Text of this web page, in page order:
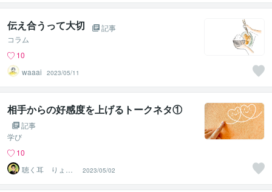
伝え合うって大切
記事
コラム
10
waaai
2023/05/11
相手からの好感度を上げるトークネタ①
記事
学び
10
聴く耳 りょー
すけ
2023/05/02